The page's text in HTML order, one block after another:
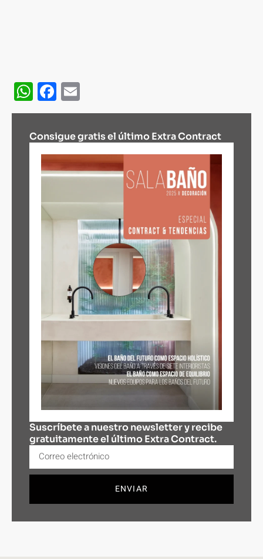
WhatsApp
Facebook
Consigue gratis el último Extra Contract
Suscríbete a nuestro newsletter y recibe
gratuitamente el último Extra Contract.
ENVIAR